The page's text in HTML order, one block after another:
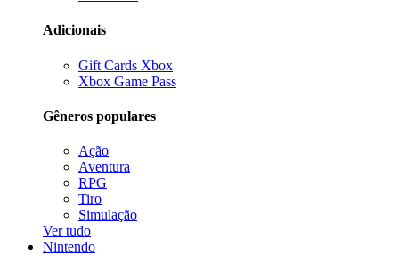
Adicionais
Gift Cards Xbox
Xbox Game Pass
Gêneros populares
Ação
Aventura
RPG
Tiro
Simulação
Ver tudo
Nintendo